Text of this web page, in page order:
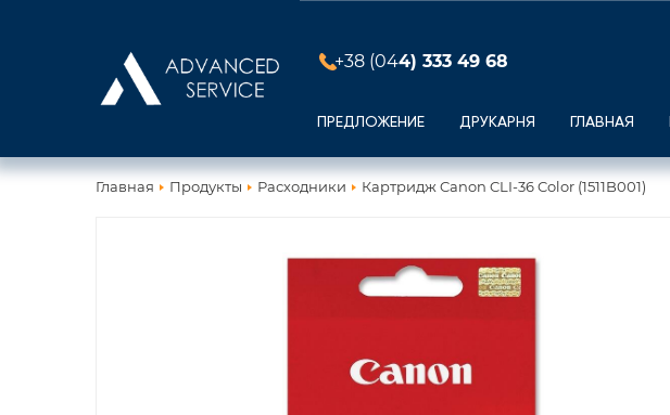
+38 (044) 333 49 68
ПРЕДЛОЖЕНИЕ ДРУКАРНЯ ГЛАВНАЯ
Главная Продукты Расходники Картридж Canon CLI-36 Color (1511B001)